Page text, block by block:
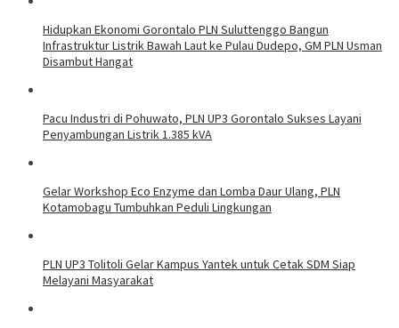
Hidupkan Ekonomi Gorontalo PLN Suluttenggo Bangun
Infrastruktur Listrik Bawah Laut ke Pulau Dudepo, GM PLN Usman
Disambut Hangat
Pacu Industri di Pohuwato, PLN UP3 Gorontalo Sukses Layani
Penyambungan Listrik 1.385 kVA
Gelar Workshop Eco Enzyme dan Lomba Daur Ulang, PLN
Kotamobagu Tumbuhkan Peduli Lingkungan
PLN UP3 Tolitoli Gelar Kampus Yantek untuk Cetak SDM Siap
Melayani Masyarakat